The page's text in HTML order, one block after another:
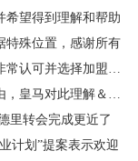
希望得到理解和帮助
特殊位置，感谢所有
可并选择加盟巴萨
马对此理解＆祝好
里转会完成更近了
计划”提案表示欢迎